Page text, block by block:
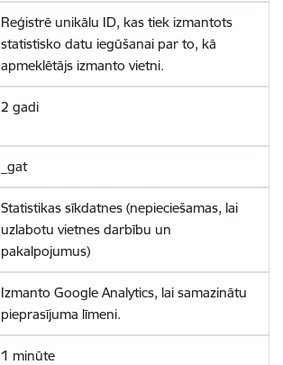
Reģistrē unikālu ID, kas tiek izmantots
statistisko datu iegūšanai par to, kā
apmeklētājs izmanto vietni.
2 gadi
_gat
Statistikas sīkdatnes (nepieciešamas, lai
uzlabotu vietnes darbību un
pakalpojumus)
Izmanto Google Analytics, lai samazinātu
pieprasījuma līmeni.
1 minūte